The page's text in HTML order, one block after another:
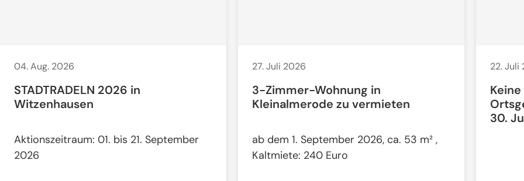
04. Aug. 2026
STADTRADELN 2026 in
Witzenhausen
Aktionszeitraum: 01. bis 21. September
2026
27. Juli 2026
3-Zimmer-Wohnung in
Kleinalmerode zu vermieten
ab dem 1. September 2026, ca. 53 m² ,
Kaltmiete: 240 Euro
22. Juli
30.